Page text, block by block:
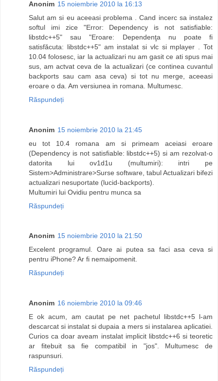
Anonim 15 noiembrie 2010 la 16:13
Salut am si eu aceeasi problema . Cand incerc sa instalez
softul imi zice "Error: Dependency is not satisfiable:
libstdc++5" sau "Eroare: Dependenţa nu poate fi
satisfăcuta: libstdc++5" am instalat si vlc si mplayer . Tot
10.04 folosesc, iar la actualizari nu am gasit ce ati spus mai
sus, am actvat ceva de la actualizari (ce continea cuvantul
backports sau cam asa ceva) si tot nu merge, aceeasi
eroare o da. Am versiunea in romana. Multumesc.
Răspundeți
Anonim 15 noiembrie 2010 la 21:45
eu tot 10.4 romana am si primeam aceiasi eroare
(Dependency is not satisfiable: libstdc++5) si am rezolvat-o
datorita lui ov1d1u (multumiri): intri pe
Sistem>Administrare>Surse software, tabul Actualizari bifezi
actualizari nesuportate (lucid-backports).
Multumiri lui Ovidiu pentru munca sa
Răspundeți
Anonim 15 noiembrie 2010 la 21:50
Excelent programul. Oare ai putea sa faci asa ceva si
pentru iPhone? Ar fi nemaipomenit.
Răspundeți
Anonim 16 noiembrie 2010 la 09:46
E ok acum, am cautat pe net pachetul libstdc++5 l-am
descarcat si instalat si dupaia a mers si instalarea aplicatiei.
Curios ca doar aveam instalat implicit libstdc++6 si teoretic
ar fitebuit sa fie compatibil in "jos". Multumesc de
raspunsuri.
Răspundeți